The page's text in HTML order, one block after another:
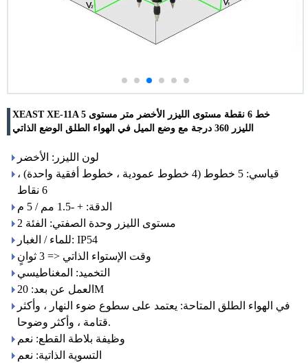
XEAST XE-11A 5 خط 6 نقطة مستوى الليزر الأخضر متر مستوى
الليزر 360 درجة مع وضع الميل في الهواء الطلق الوضع الذاتي
لون الليزر: الأخضر
قياسي: 5 خطوط (4 خطوط عمودية ، خطوط أفقية واحدة) ،
6 نقاط
الدقة: + -1.5 مم / 5 م
مستوى الليزر وحدة الصفتي: الفئة 2
للماء / الغبار: IP54
وقت الإستواء الذاتي <= 3 ثوانٍ
التخميد: المغناطيسي
العمل عن بعد: 20M
في الهواء الطلق المتاحة: يعتمد على سطوع ضوء النهار ، وأكثر
قتامة ، وأكثر وضوحا.
وظيفة بلاطة القطع: نعم
التسوية الذاتية: نعم